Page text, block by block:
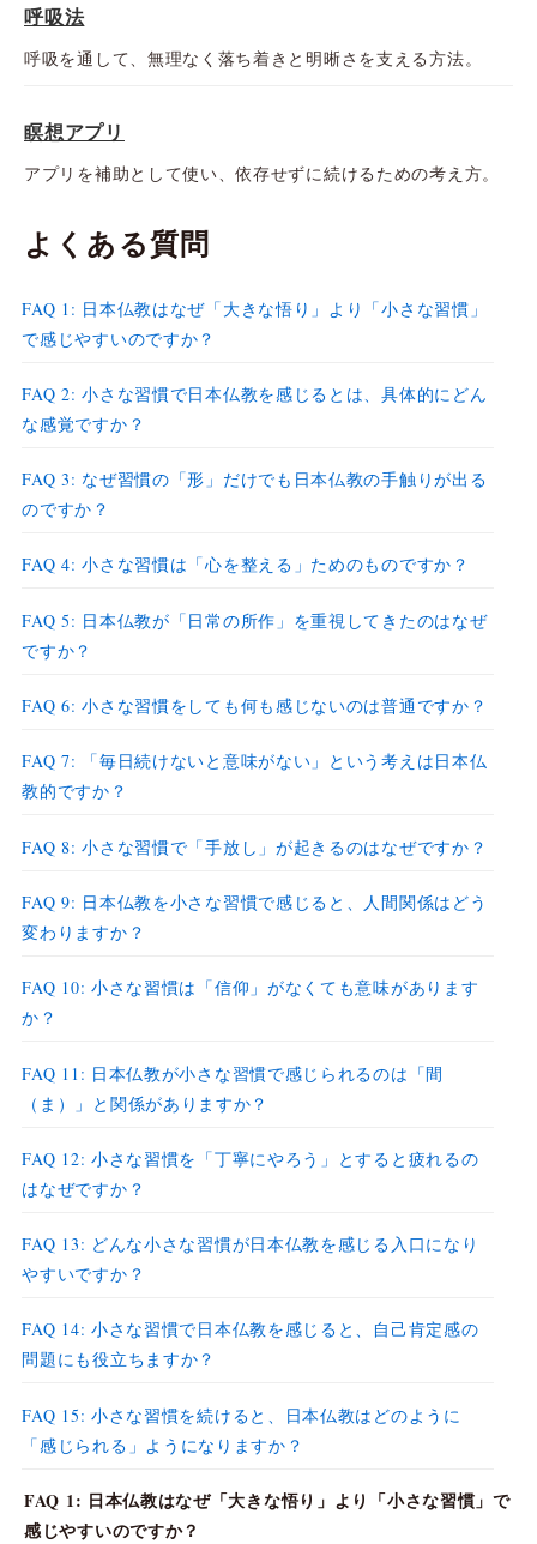
呼吸法
呼吸を通して、無理なく落ち着きと明晰さを支える方法。
瞑想アプリ
アプリを補助として使い、依存せずに続けるための考え方。
よくある質問
FAQ 1: 日本仏教はなぜ「大きな悟り」より「小さな習慣」
で感じやすいのですか？
FAQ 2: 小さな習慣で日本仏教を感じるとは、具体的にどん
な感覚ですか？
FAQ 3: なぜ習慣の「形」だけでも日本仏教の手触りが出る
のですか？
FAQ 4: 小さな習慣は「心を整える」ためのものですか？
FAQ 5: 日本仏教が「日常の所作」を重視してきたのはなぜ
ですか？
FAQ 6: 小さな習慣をしても何も感じないのは普通ですか？
FAQ 7: 「毎日続けないと意味がない」という考えは日本仏
教的ですか？
FAQ 8: 小さな習慣で「手放し」が起きるのはなぜですか？
FAQ 9: 日本仏教を小さな習慣で感じると、人間関係はどう
変わりますか？
FAQ 10: 小さな習慣は「信仰」がなくても意味があります
か？
FAQ 11: 日本仏教が小さな習慣で感じられるのは「間
（ま）」と関係がありますか？
FAQ 12: 小さな習慣を「丁寧にやろう」とすると疲れるの
はなぜですか？
FAQ 13: どんな小さな習慣が日本仏教を感じる入口になり
やすいですか？
FAQ 14: 小さな習慣で日本仏教を感じると、自己肯定感の
問題にも役立ちますか？
FAQ 15: 小さな習慣を続けると、日本仏教はどのように
「感じられる」ようになりますか？
FAQ 1: 日本仏教はなぜ「大きな悟り」より「小さな習慣」で
感じやすいのですか？